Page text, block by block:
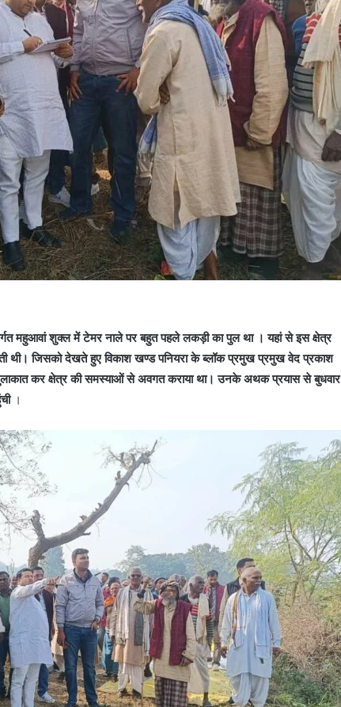
महुआवां शुक्ल में टेमर नाले पर बहुत पहले लकड़ी का पुल था । यहां से इस क्षेत्र
थी। जिसको देखते हुए विकाश खण्ड पनियरा के ब्लॉक प्रमुख प्रमुख वेद प्रकाश
कर क्षेत्र की समस्याओं से अवगत कराया था। उनके अथक प्रयास से बुधवार
।